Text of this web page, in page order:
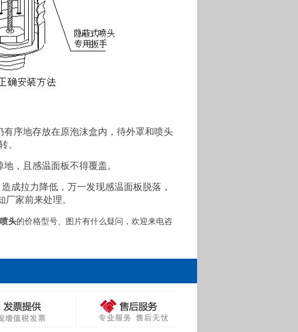
序地存放在原泡沫盒内，待外罩和喷头
。
，且感温面板不得覆盖。
成拉力降低，万一发现感温面板脱落，
家前来处理。
头的价格型号、图片有什么疑问，欢迎来电咨